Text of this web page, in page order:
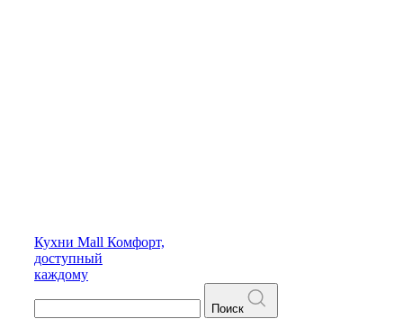
Кухни Mall Комфорт,
доступный
каждому
Поиск